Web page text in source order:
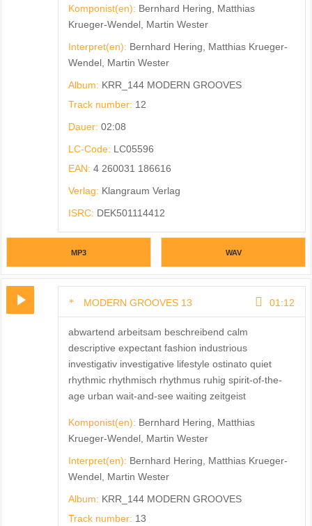
Komponist(en): Bernhard Hering, Matthias
Krueger-Wendel, Martin Wester
Interpret(en): Bernhard Hering, Matthias Krueger-
Wendel, Martin Wester
Album: KRR_144 MODERN GROOVES
Track number: 12
Dauer: 02:08
LC-Code: LC05596
EAN: 4 260031 186616
Verlag: Klangraum Verlag
ISRC: DEK501114412
MP3 WAV
MODERN GROOVES 13 01:12
abwartend arbeitsam beschreibend calm
descriptive expectant fashion industrious
investigativ investigative lifestyle ostinato quiet
rhythmic rhythmisch rhythmus ruhig spirit-of-the-
age urban wait-and-see waiting zeitgeist
Komponist(en): Bernhard Hering, Matthias
Krueger-Wendel, Martin Wester
Interpret(en): Bernhard Hering, Matthias Krueger-
Wendel, Martin Wester
Album: KRR_144 MODERN GROOVES
Track number: 13